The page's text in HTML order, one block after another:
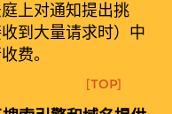
上对通知提出挑
到大量请求时）中
费。
[TOP]